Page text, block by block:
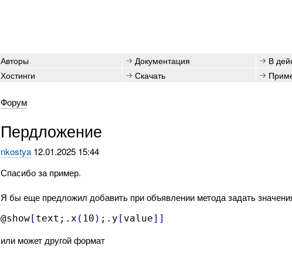
Авторы Документация В
Хостинги Скачать
Форум
Пердложение
nkostya 12.01.2025 15:44
Спасибо за пример.
Я бы еще предложил добавить при объявлении метода задать
@show[ text;.x ( 10 ) ;.y [ value]]
или может другой формат